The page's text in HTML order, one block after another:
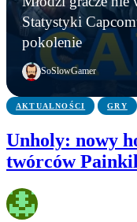
Statystyki
pokolenie
SoSlowGamer
AKTUALNOŚCI
WWE chce
Przypadek?
AKTUALNOŚCI
Gameplay z GTA
zapowiada
Młodzi gracze nie
Statystyki
pokolenie
AKTUALNOŚCI GRY
Unholy: nowy
twórców